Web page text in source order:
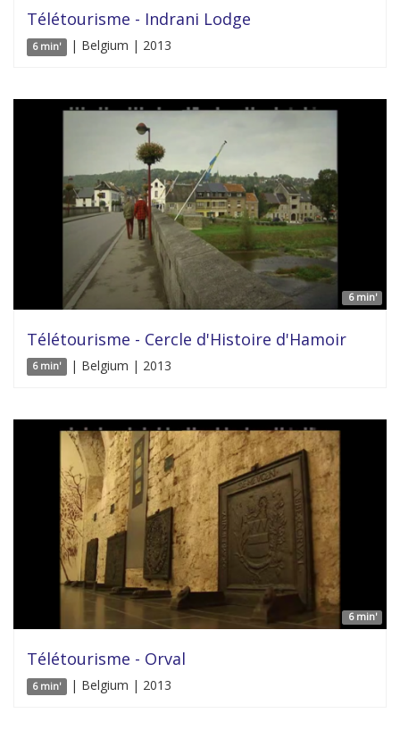
Télétourisme - Indrani Lodge
6 min' | Belgium | 2013
6 min'
Télétourisme - Cercle d'Histoire d'Hamoir
6 min' | Belgium | 2013
6 min'
Télétourisme - Orval
6 min' | Belgium | 2013